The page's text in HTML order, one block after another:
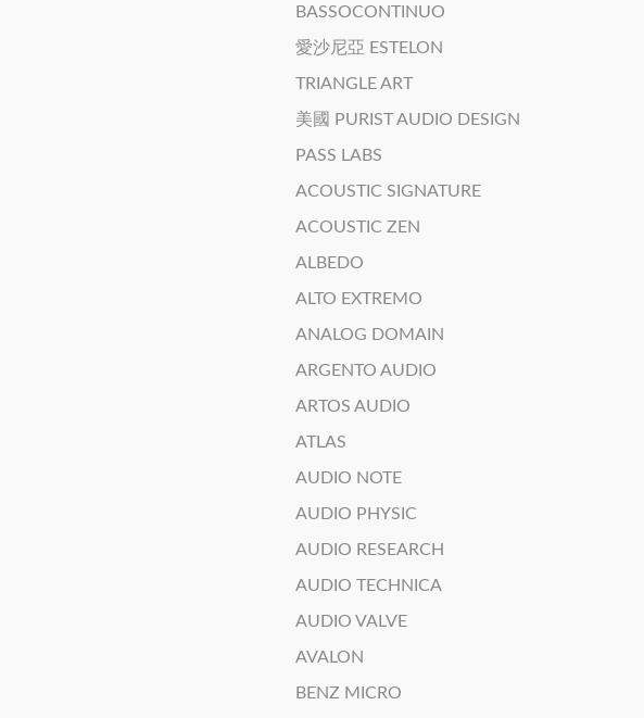
BASSOCONTINUO
愛沙尼亞 ESTELON
TRIANGLE ART
美國 PURIST AUDIO DESIGN
PASS LABS
ACOUSTIC SIGNATURE
ACOUSTIC ZEN
ALBEDO
ALTO EXTREMO
ANALOG DOMAIN
ARGENTO AUDIO
ARTOS AUDIO
ATLAS
AUDIO NOTE
AUDIO PHYSIC
AUDIO RESEARCH
AUDIO TECHNICA
AUDIO VALVE
AVALON
BENZ MICRO